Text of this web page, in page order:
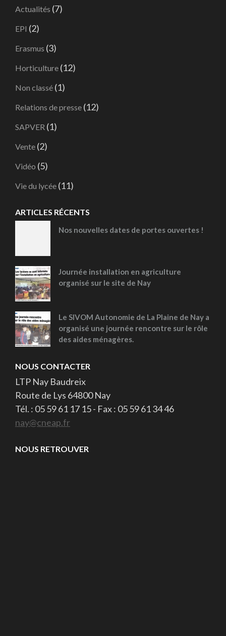
Actualités (7)
EPI (2)
Erasmus (3)
Horticulture (12)
Non classé (1)
Relations de presse (12)
SAPVER (1)
Vente (2)
Vidéo (5)
Vie du lycée (11)
ARTICLES RÉCENTS
Nos nouvelles dates de portes ouvertes !
Journée installation en agriculture
organisé sur le site de Nay
Le SIVOM Autonomie de La Plaine de Nay a
organisé une journée rencontre sur le rôle
des aides ménagères.
NOUS CONTACTER
LTP Nay Baudreix
Route de Lys 64800 Nay
Tél. : 05 59 61 17 15 - Fax : 05 59 61 34 46
nay@cneap.fr
NOUS RETROUVER